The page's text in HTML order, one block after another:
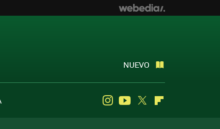
NUEVO
InstagramYoutube
Twitter